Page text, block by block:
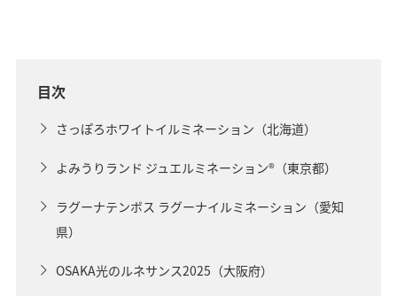
目次
さっぽろホワイトイルミネーション（北海道）
よみうりランド ジュエルミネーション®（東京都）
ラグーナテンボス ラグーナイルミネーション（愛知
県）
OSAKA光のルネサンス2025（大阪府）